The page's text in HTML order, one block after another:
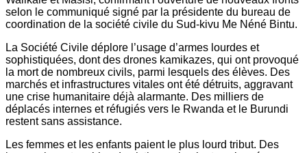
selon le communiqué signé par la présidente du bureau de
coordination de la société civile du Sud-kivu Me Néné Bintu.
La Société Civile déplore l’usage d’armes lourdes et
sophistiquées, dont des drones kamikazes, qui ont provoqué
la mort de nombreux civils, parmi lesquels des élèves. Des
marchés et infrastructures vitales ont été détruits, aggravant
une crise humanitaire déjà alarmante. Des milliers de
déplacés internes et réfugiés vers le Rwanda et le Burundi
restent sans assistance.
Les femmes et les enfants paient le plus lourd tribut. Des